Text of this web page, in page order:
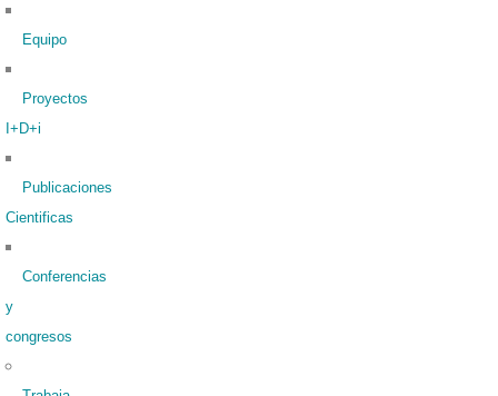
Equipo
Proyectos
I+D+i
Publicaciones
Cientificas
Conferencias
y
congresos